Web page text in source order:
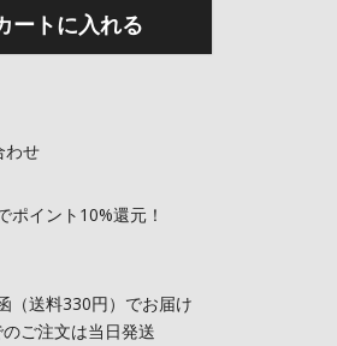
ートに入れる
わせ
ポイント10%還元！
（送料330円）でお届け
ご注文は当日発送